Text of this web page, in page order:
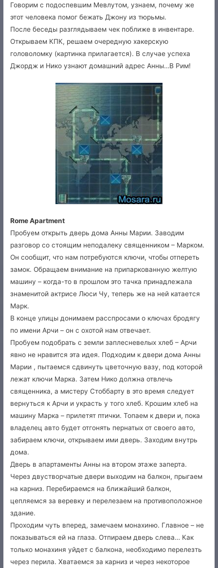
Говорим с подоспевшим Мевлутом, узнаем, почему же
этот человека помог бежать Джону из тюрьмы.
После беседы разглядываем чек поближе в инвентаре.
Открываем КПК, решаем очередную хакерскую
головоломку (картинка прилагается). В случае успеха
Джордж и Нико узнают домашний адрес Анны…В Рим!
Rome Apartment
Пробуем открыть дверь дома Анны Марии. Заводим
разговор со стоящим неподалеку священником – Марком.
Он сообщит, что нам потребуются ключи, чтобы отпереть
замок. Обращаем внимание на припаркованную желтую
машину – когда-то в прошлом это тачка принадлежала
знаменитой актрисе Люси Чу, теперь же на ней катается
Марк.
В конце улицы донимаем расспросами о ключах бродягу
по имени Арчи – он с охотой нам отвечает.
Пробуем подобрать с земли заплесневелых хлеб – Арчи
явно не нравится эта идея. Подходим к двери дома Анны
Марии , пытаемся сдвинуть цветочную вазу, под которой
лежат ключи Марка. Затем Нико должна отвлечь
священника, а мистеру Стоббарту в это время следует
вернуться к Арчи и украсть у того хлеб. Крошим хлеб на
машину Марка – прилетят птички. Топаем к двери и, пока
владелец авто будет отгонять пернатых от своего авто,
забираем ключи, открываем ими дверь. Заходим внутрь
дома.
Дверь в апартаменты Анны на втором этаже заперта.
Через двустворчатые двери выходим на балкон, прыгаем
на карниз. Перебираемся на ближайший балкон,
цепляемся за веревку и перелезаем на противоположное
здание.
Проходим чуть вперед, замечаем монахиню. Главное – не
показываться ей на глаза. Отпираем дверь слева… Как
только монахиня уйдет с балкона, необходимо перелезть
через перила. Хватаемся за карниз и через некоторое